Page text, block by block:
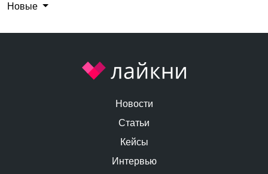
Новые
Новости
Статьи
Кейсы
Интервью